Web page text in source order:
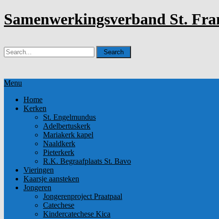
Samenwerkingsverband St.
Menu
Home
Kerken
St. Engelmundus
Adelbertuskerk
Mariakerk kapel
Naaldkerk
Pieterkerk
R.K. Begraafplaats St. Bavo
Vieringen
Kaarsje aansteken
Jongeren
Jongerenproject Praatpaal
Catechese
Kindercatechese Kica